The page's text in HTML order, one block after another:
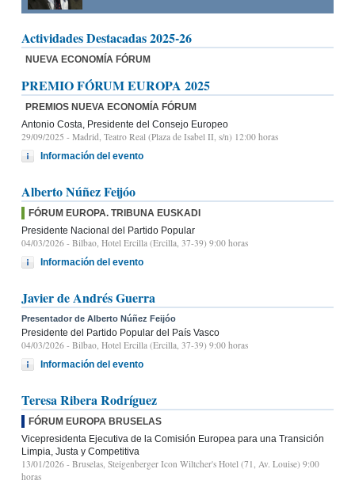
Actividades Destacadas 2025-26
NUEVA ECONOMÍA FÓRUM
PREMIO FÓRUM EUROPA 2025
PREMIOS NUEVA ECONOMÍA FÓRUM
Antonio Costa, Presidente del Consejo Europeo
29/09/2025 - Madrid, Teatro Real (Plaza de Isabel II, s/n) 12:00 horas
Información del evento
Alberto Núñez Feijóo
FÓRUM EUROPA. TRIBUNA EUSKADI
Presidente Nacional del Partido Popular
04/03/2026 - Bilbao, Hotel Ercilla (Ercilla, 37-39) 9:00 horas
Información del evento
Javier de Andrés Guerra
Presentador de Alberto Núñez Feijóo
Presidente del Partido Popular del País Vasco
04/03/2026 - Bilbao, Hotel Ercilla (Ercilla, 37-39) 9:00 horas
Información del evento
Teresa Ribera Rodríguez
FÓRUM EUROPA BRUSELAS
Vicepresidenta Ejecutiva de la Comisión Europea para una Transición
Limpia, Justa y Competitiva
13/01/2026 - Bruselas, Steigenberger Icon Wiltcher's Hotel (71, Av. Louise) 9:00
horas